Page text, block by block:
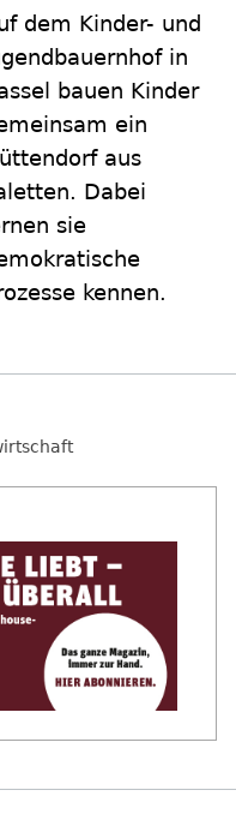
dem Kinder- und
in
bauen Kinder
ein
aus
Dabei
sie
kennen.